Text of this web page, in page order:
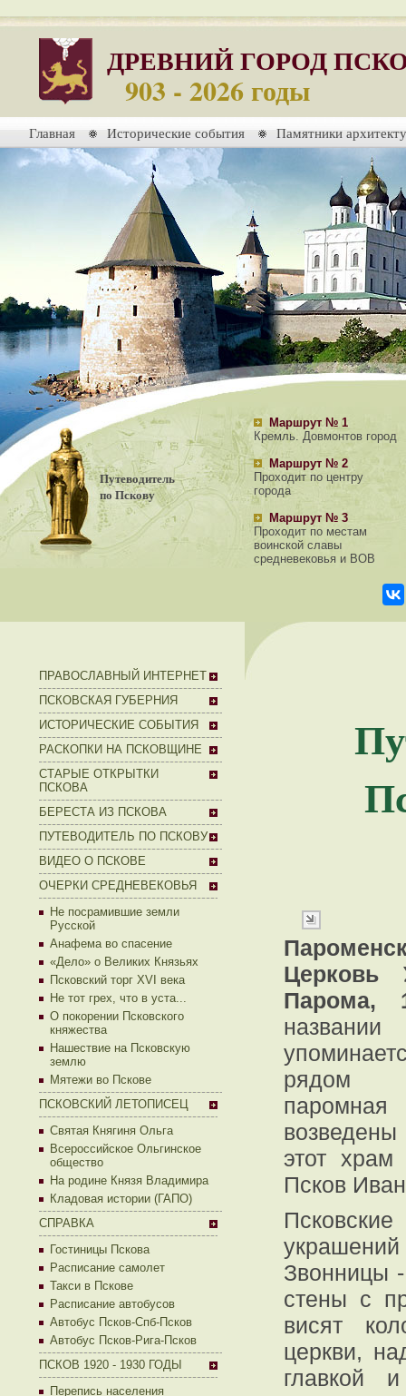
ДРЕВНИЙ ГОРОД
903 - 2026 годы
Главная Исторические события Памятники
Путеводитель
по Пскову
Маршрут № 1
Кремль. Довмонтов город
Маршрут № 2
Проходит по центру
города
Маршрут № 3
Проходит по местам
воинской славы
средневековья и ВОВ
ПРАВОСЛАВНЫЙ ИНТЕРНЕТ
ПСКОВСКАЯ ГУБЕРНИЯ
ИСТОРИЧЕСКИЕ СОБЫТИЯ
РАСКОПКИ НА ПСКОВЩИНЕ
СТАРЫЕ ОТКРЫТКИ
ПСКОВА
БЕРЕСТА ИЗ ПСКОВА
ПУТЕВОДИТЕЛЬ ПО ПСКОВУ
ВИДЕО О ПСКОВЕ
ОЧЕРКИ СРЕДНЕВЕКОВЬЯ
Не посрамившие земли
Русской
Анафема во спасение
«Дело» о Великих Князьях
Псковский торг XVI века
Не тот грех, что в уста...
О покорении Псковского
княжества
Нашествие на Псковскую
землю
Мятежи во Пскове
ПСКОВСКИЙ ЛЕТОПИСЕЦ
Святая Княгиня Ольга
Всероссийское Ольгинское
общество
На родине Князя Владимира
Кладовая истории (ГАПО)
СПРАВКА
Гостиницы Пскова
Расписание самолет
Такси в Пскове
Расписание автобусов
Автобус Псков-Спб-Псков
Автобус Псков-Рига-Псков
ПСКОВ 1920 - 1930 ГОДЫ
Перепись населения
Церковь
Парома,
рядом
этот
Псков
Звонницы
стены с
висят
церкви,
главкой